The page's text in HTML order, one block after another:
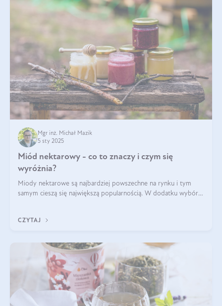
Mgr inż. Michał Mazik
5 sty 2025
Miód nektarowy - co to znaczy i czym się
wyróżnia?
Miody nektarowe są najbardziej powszechne na rynku i tym
samym cieszą się największą popularnością. W dodatku wybór
CZYTAJ